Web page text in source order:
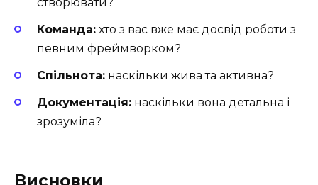
Команда: хто з вас вже має досвід роботи з
певним фреймворком?
Спільнота: наскільки жива та активна?
Документація: наскільки вона детальна і
зрозуміла?
Висновки